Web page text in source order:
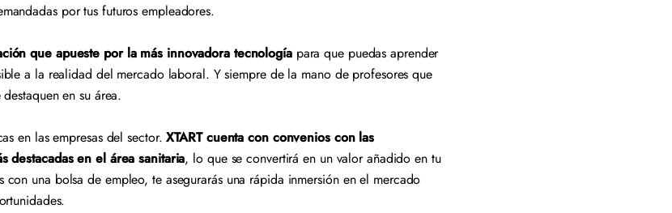
por tus futuros empleadores.
que apueste por la más innovadora tecnologíapara que puedas aprender
a la realidad del mercado laboral. Y siempre de la mano de profesores que
en su área.
en las empresas del sector.XTART cuenta con convenios con las
destacadas en el área sanitaria, lo que se convertirá en un valor añadido en tu
una bolsa de empleo, te asegurarás una rápida inmersión en el mercado